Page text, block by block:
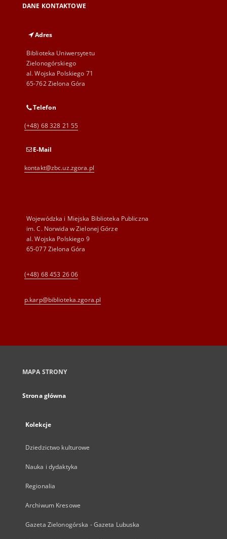
DANE KONTAKTOWE
Adres
Biblioteka Uniwersytetu
Zielonogórskiego
al. Wojska Polskiego 71
65-762 Zielona Góra
Telefon
(+48) 68 328 21 55
E-Mail
kontakt@zbc.uz.zgora.pl
Wojewódzka i Miejska Biblioteka Publiczna
im. C. Norwida w Zielonej Górze
al. Wojska Polskiego 9
65-077 Zielona Góra
(+48) 68 453 26 06
p.karp@biblioteka.zgora.pl
MAPA STRONY
Strona główna
Kolekcje
Dziedzictwo kulturowe
Nauka i dydaktyka
Regionalia
Archiwum Kresowe
Gazeta Zielonogórska - Gazeta Lubuska